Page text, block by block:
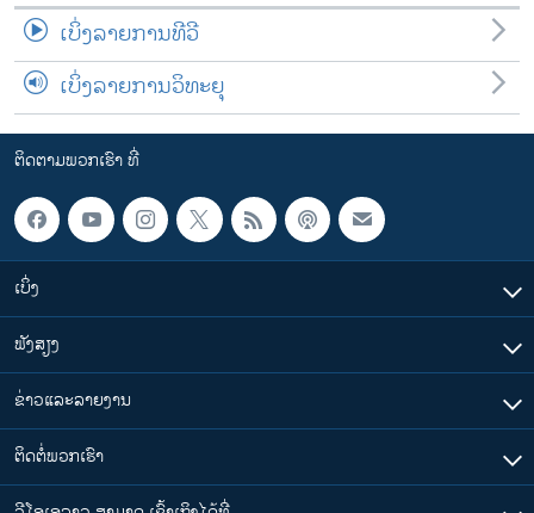
ເບິ່ງລາຍການທີວີ
ເບິ່ງລາຍການວິທະຍຸ
ຕິດຕາມພວກເຮົາ ທີ່
ເບິ່ງ
ຟັງສຽງ
ຂ່າວແລະລາຍງານ
ຕິດຕໍ່ພວກເຮົາ